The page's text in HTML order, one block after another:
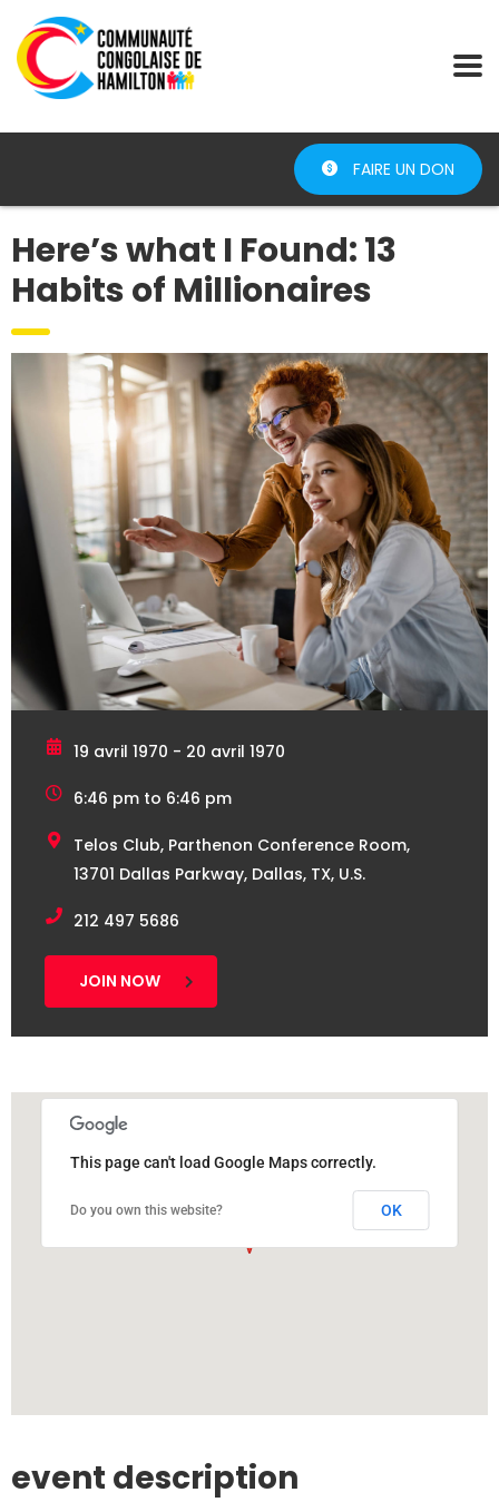
FAIRE UN DON
Here’s what I Found: 13
Habits of Millionaires
19 avril 1970 - 20 avril 1970
6:46 pm to 6:46 pm
Telos Club, Parthenon Conference Room,
13701 Dallas Parkway, Dallas, TX, U.S.
212 497 5686
JOIN NOW
This page can't load Google Maps correctly.
Do you own this website? OK
event description